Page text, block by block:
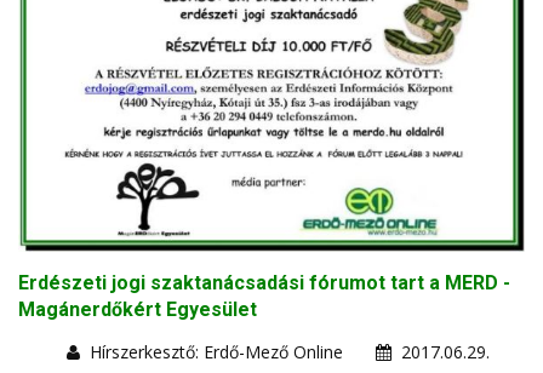
Erdészeti jogi szaktanácsadási fórumot tart a MERD -
Magánerdőkért Egyesület
Hírszerkesztő: Erdő-Mező Online
2017.06.29.